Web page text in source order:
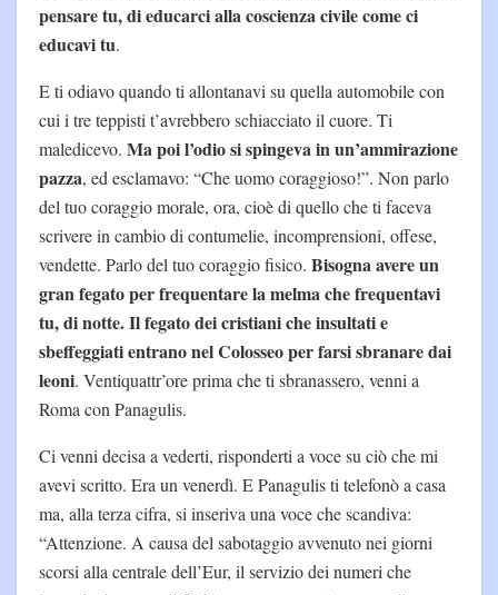
pensare tu, di educarci alla coscienza civile come ci
educavi tu.
E ti odiavo quando ti allontanavi su quella automobile con
cui i tre teppisti t’avrebbero schiacciato il cuore. Ti
maledicevo. Ma poi l’odio si spingeva in un’ammirazione
pazza, ed esclamavo: “Che uomo coraggioso!”. Non parlo
del tuo coraggio morale, ora, cioè di quello che ti faceva
scrivere in cambio di contumelie, incomprensioni, offese,
vendette. Parlo del tuo coraggio fisico. Bisogna avere un
gran fegato per frequentare la melma che frequentavi
tu, di notte. Il fegato dei cristiani che insultati e
sbeffeggiati entrano nel Colosseo per farsi sbranare dai
leoni. Ventiquattr’ore prima che ti sbranassero, venni a
Roma con Panagulis.
Ci venni decisa a vederti, risponderti a voce su ciò che mi
avevi scritto. Era un venerdì. E Panagulis ti telefonò a casa
ma, alla terza cifra, si inseriva una voce che scandiva:
“Attenzione. A causa del sabotaggio avvenuto nei giorni
scorsi alla centrale dell’Eur, il servizio dei numeri che